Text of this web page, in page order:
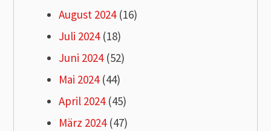
August 2024(16)
Juli 2024(18)
Juni 2024(52)
Mai 2024(44)
April 2024(45)
März 2024(47)